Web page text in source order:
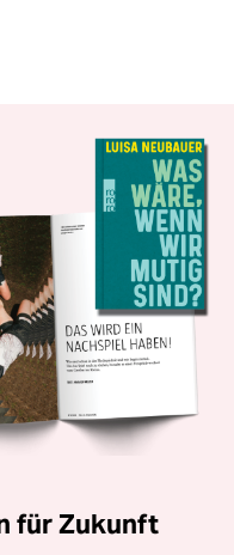
für Zukunft